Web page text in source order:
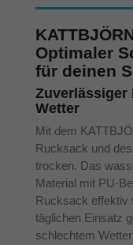
Optimaler
für deinen
Zuverlässiger
Wetter
Mit dem
Rucksack und
trocken. Das
Material mit PU-
Rucksack effektiv
täglichen Einsatz
schlechtem